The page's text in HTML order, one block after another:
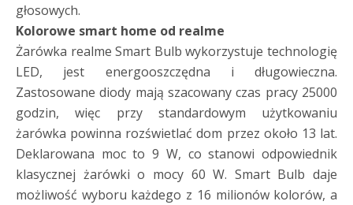
głosowych.
Kolorowe smart home od realme
Żarówka realme Smart Bulb wykorzystuje technologię
LED, jest energooszczędna i długowieczna.
Zastosowane diody mają szacowany czas pracy 25000
godzin, więc przy standardowym użytkowaniu
żarówka powinna rozświetlać dom przez około 13 lat.
Deklarowana moc to 9 W, co stanowi odpowiednik
klasycznej żarówki o mocy 60 W. Smart Bulb daje
możliwość wyboru każdego z 16 milionów kolorów, a